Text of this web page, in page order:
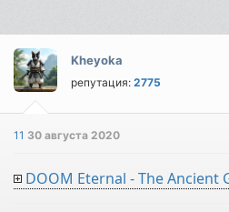
Kheyoka
репутация:2775
11 30 августа 2020
DOOM Eternal - The Ancient